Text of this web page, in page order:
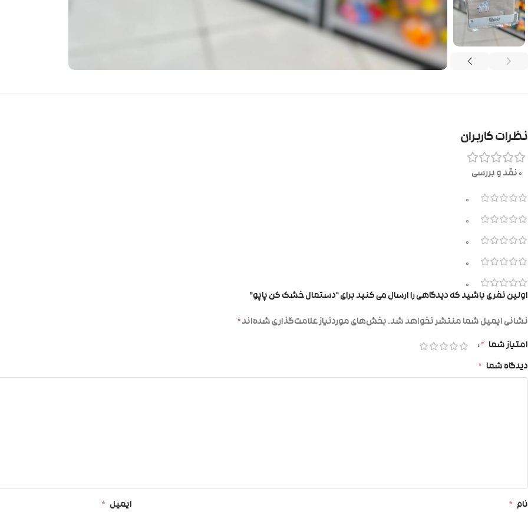
نظرات کاربران
0 نقد و بررسی
0
0
0
0
0
اولین نفری باشید که دیدگاهی را ارسال می کنید برای “دستمال خشک کن پاپو”
نشانی ایمیل شما منتشر نخواهد شد.بخش‌های موردنیاز علامت‌گذاری شده‌اند*
امتیاز شما *
دیدگاه شما *
نام * ایمیل *